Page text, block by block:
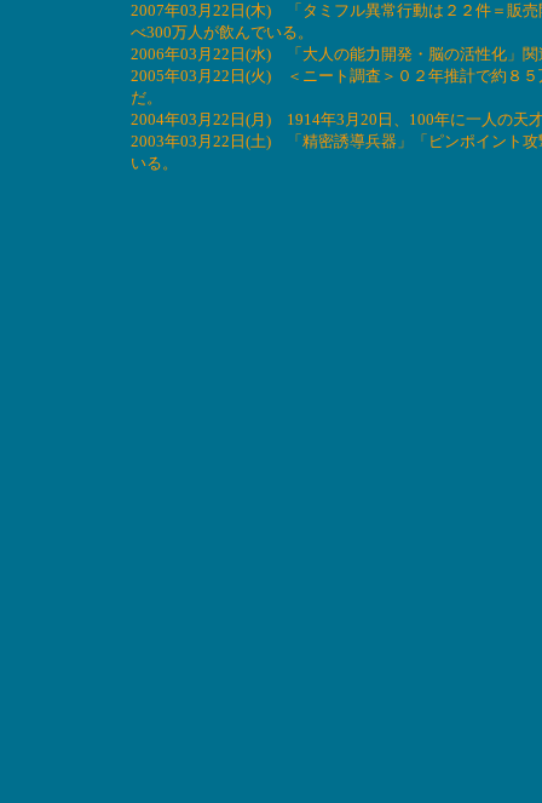
2007年03月22日(木) 「タミフル異常行動は２２件＝販
べ300万人が飲んでいる。
2006年03月22日(水) 「大人の能力開発・脳の活性化」関
2005年03月22日(火) ＜ニート調査＞０２年推計で約８
だ。
2004年03月22日(月) 1914年3月20日、100年に一人の天
2003年03月22日(土) 「精密誘導兵器」「ピンポイント
いる。